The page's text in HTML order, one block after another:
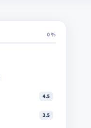
0%
4.5
3.5